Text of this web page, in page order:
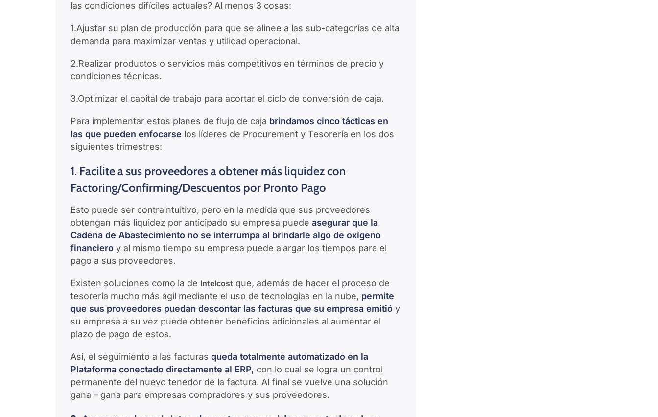
las condiciones difíciles actuales? Al menos 3 cosas:
1.Ajustar su plan de producción para que se alinee a las sub-categorías de alta
demanda para maximizar ventas y utilidad operacional.
2.Realizar productos o servicios más competitivos en términos de precio y
condiciones técnicas.
3.Optimizar el capital de trabajo para acortar el ciclo de conversión de caja.
Para implementar estos planes de flujo de caja brindamos cinco tácticas en
las que pueden enfocarse los líderes de Procurement y Tesorería en los dos
siguientes trimestres:
1. Facilite a sus proveedores a obtener más liquidez con
Factoring/Confirming/Descuentos por Pronto Pago
Esto puede ser contraintuitivo, pero en la medida que sus proveedores
obtengan más liquidez por anticipado su empresa puede asegurar que la
Cadena de Abastecimiento no se interrumpa al brindarle algo de oxígeno
financiero y al mismo tiempo su empresa puede alargar los tiempos para el
pago a sus proveedores.
Existen soluciones como la de Intelcost que, además de hacer el proceso de
tesorería mucho más ágil mediante el uso de tecnologías en la nube, permite
que sus proveedores puedan descontar las facturas que su empresa emitió y
su empresa a su vez puede obtener beneficios adicionales al aumentar el
plazo de pago de estos.
Así, el seguimiento a las facturas queda totalmente automatizado en la
Plataforma conectado directamente al ERP, con lo cual se logra un control
permanente del nuevo tenedor de la factura. Al final se vuelve una solución
gana – gana para empresas compradores y sus proveedores.